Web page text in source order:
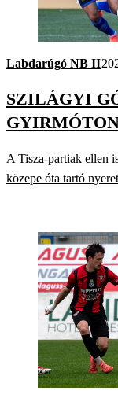
Labdarúgó NB II
SZILÁGYI
A Tisza-partiak ellen
közepe óta tartó